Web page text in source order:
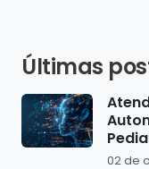
Últimas
02 de